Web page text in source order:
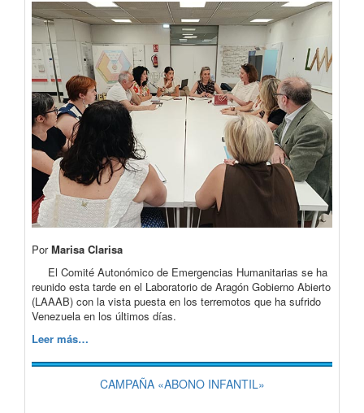
PorMarisa Clarisa
El Comité Autonómico de Emergencias Humanitarias se ha
reunido esta tarde en el Laboratorio de Aragón Gobierno Abierto
(LAAAB) con la vista puesta en los terremotos que ha sufrido
Venezuela en los últimos días.
Leer más…
CAMPAÑA «ABONO INFANTIL»